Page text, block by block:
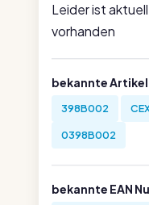
Leider ist
vorhanden
bekannte
398B002
0398B002
bekannte EAN